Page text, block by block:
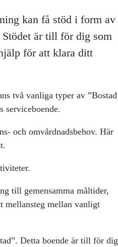
kan få stöd i form av
är till för dig som
för att klara ditt
två vanliga typer av ”Bostad
serviceboende.
och omvårdnadsbehov. Här
till gemensamma måltider,
mellansteg mellan vanligt
Detta boende är till för dig